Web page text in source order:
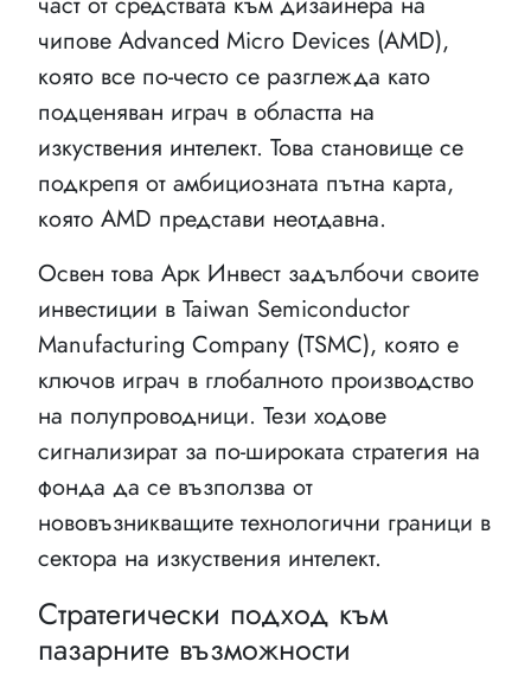
чипове Advanced Micro Devices (AMD),
която все по-често се разглежда като
подценяван играч в областта на
изкуствения интелект. Това становище се
подкрепя от амбициозната пътна карта,
която AMD представи неотдавна.
Освен това Арк Инвест задълбочи своите
инвестиции в Taiwan Semiconductor
Manufacturing Company (TSMC), която е
ключов играч в глобалното производство
на полупроводници. Тези ходове
сигнализират за по-широката стратегия на
фонда да се възползва от
нововъзникващите технологични граници в
сектора на изкуствения интелект.
Стратегически подход към
пазарните възможности